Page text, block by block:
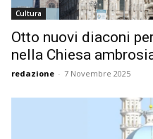
Cultura
Otto nuovi diaconi
nella Chiesa
redazione - 7 Novembre 2025